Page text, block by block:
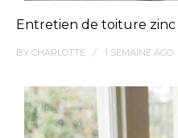
Entretien de toiture
BY CHARLOTTE 1 SEMAINE AGO